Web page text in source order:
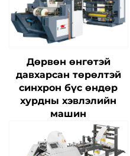
Дөрвөн өнгөтэй
давхарсан төрөлтэй
синхрон бүс өндөр
хурдны хэвлэлийн
машин